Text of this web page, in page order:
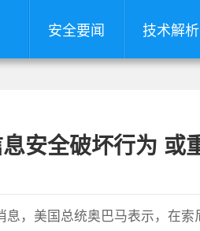
安全要闻 技术解析
安全破坏行为 或
美国总统奥巴马表示，在索